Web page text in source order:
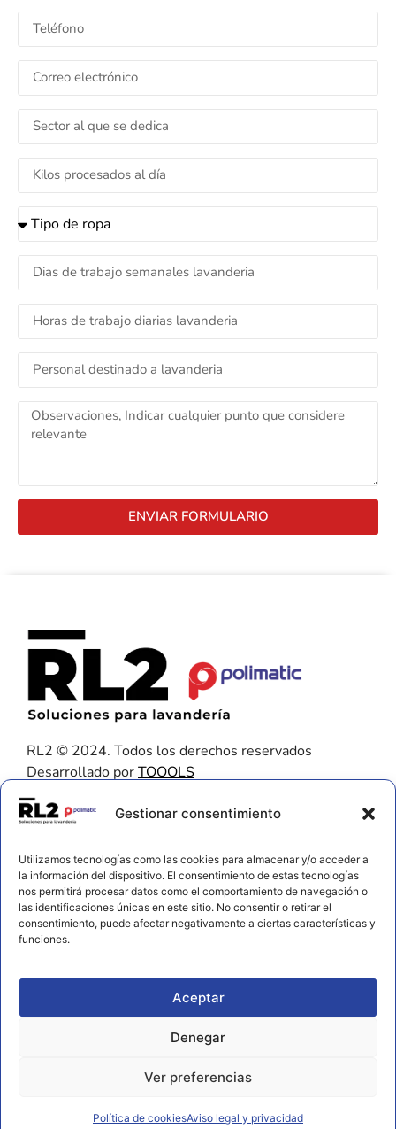
Gestionar consentimiento
Utilizamos tecnologías como las cookies para almacenar y/o acceder a
la información del dispositivo. El consentimiento de estas tecnologías
nos permitirá procesar datos como el comportamiento de navegación o
las identificaciones únicas en este sitio. No consentir o retirar el
consentimiento, puede afectar negativamente a ciertas características y
funciones.
Aceptar
Denegar
Ver preferencias
Política de cookiesAviso legal y privacidad
ENVIAR FORMULARIO
RL2 © 2024. Todos los derechos reservados
Desarrollado porTOOOLS
Contacto
672 202 722
info@rl2.eu
Información
Aviso legal y privacidad
Declaración de accesibilidad